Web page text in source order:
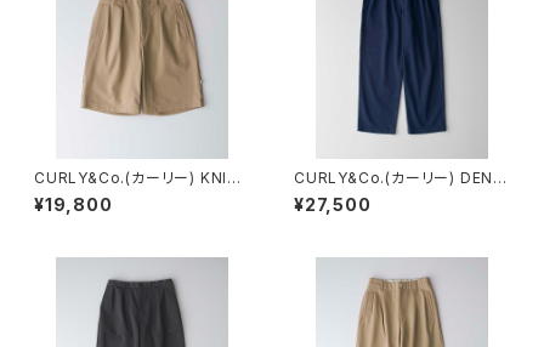
CURLY&Co.(カーリー) KNIT
CHINO-CLOTH SHORTS
¥19,800
CURLY&Co.(カーリー) DENI
M 2TUCK EZ WIDE SLACKS
-INDIGO-
¥27,500